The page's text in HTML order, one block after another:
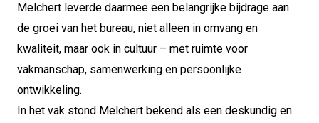
Melchert leverde daarmee een belangrijke bijdrage aan
de groei van het bureau, niet alleen in omvang en
kwaliteit, maar ook in cultuur – met ruimte voor
vakmanschap, samenwerking en persoonlijke
ontwikkeling.
In het vak stond Melchert bekend als een deskundig en